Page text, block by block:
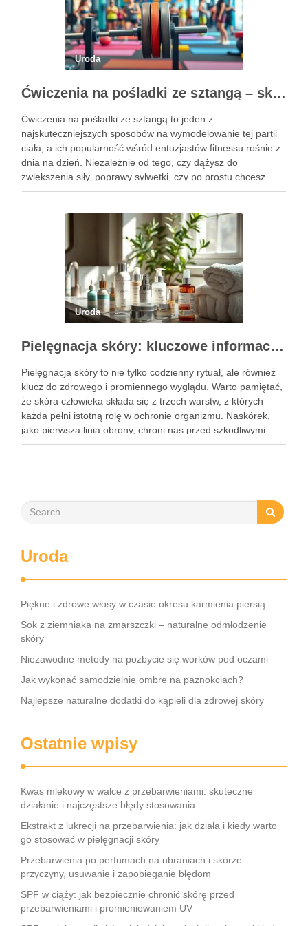
Uroda
Ćwiczenia na pośladki ze sztangą – skuteczne metody i techniki treningowe
Ćwiczenia na pośladki ze sztangą to jeden z
najskuteczniejszych sposobów na wymodelowanie tej partii
ciała, a ich popularność wśród entuzjastów fitnessu rośnie z
dnia na dzień. Niezależnie od tego, czy dążysz do
zwiększenia siły, poprawy sylwetki, czy po prostu chcesz
poczuć się lepiej w swoim ciele, odpowiednio dobrane
Uroda
Pielęgnacja skóry: kluczowe informacje i skuteczne metody
Pielęgnacja skóry to nie tylko codzienny rytuał, ale również
klucz do zdrowego i promiennego wyglądu. Warto pamiętać,
że skóra człowieka składa się z trzech warstw, z których
każda pełni istotną rolę w ochronie organizmu. Naskórek,
jako pierwsza linia obrony, chroni nas przed szkodliwymi
czynnikami zewnętrznymi, a nawilżająca skóra właściwa,
Uroda
Piękne i zdrowe włosy w czasie okresu karmienia piersią
Sok z ziemniaka na zmarszczki – naturalne odmłodzenie
skóry
Niezawodne metody na pozbycie się worków pod oczami
Jak wykonać samodzielnie ombre na paznokciach?
Najlepsze naturalne dodatki do kąpieli dla zdrowej skóry
Ostatnie wpisy
Kwas mlekowy w walce z przebarwieniami: skuteczne
działanie i najczęstsze błędy stosowania
Ekstrakt z lukrecji na przebarwienia: jak działa i kiedy warto
go stosować w pielęgnacji skóry
Przebarwienia po perfumach na ubraniach i skórze:
przyczyny, usuwanie i zapobieganie błędom
SPF w ciąży: jak bezpiecznie chronić skórę przed
przebarwieniami i promieniowaniem UV